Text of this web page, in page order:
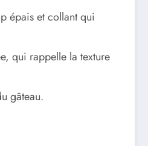
épais et collant qui
qui rappelle la texture
gâteau.